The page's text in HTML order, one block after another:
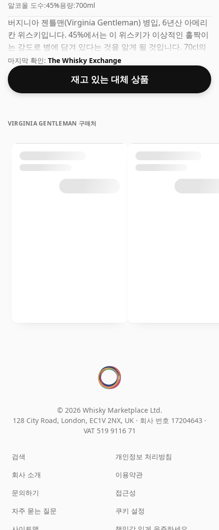
알코올 도수:45%용량:700ml
버지니아 젠틀맨(Virginia Gentleman) 병입, 6년산 아메리
칸 위스키입니다. 45%에서는 이 위스키가 이상적인 홀짝이
는 강도로 병에 담겨 있다는 것을 알게 될 것입니다. 70cl의
일반 병 크기로 제공됩니다.
마지막 확인: The Whisky Exchange
재고 있는 대체 상품
VIRGINIA GENTLEMAN 구매처
© 2026 Whisky Marketplace Ltd.
128 City Road, London, EC1V 2NX, UK · 회사 번호 17204643 ·
VAT 519 9116 71
검색
회사 소개
문의하기
자주 묻는 질문
개인정보 처리방침
이용약관
접근성
쿠키 설정